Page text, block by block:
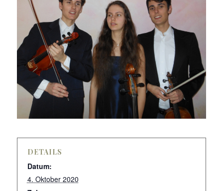
DETAILS
Datum:
4. Oktober 2020